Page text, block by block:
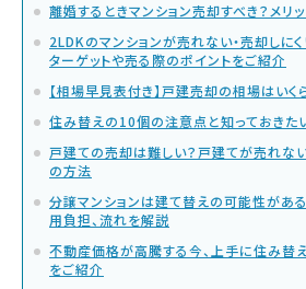
離婚するときマンション売却すべき？メリッ
2LDKのマンションが売れない・売却しに
ターゲットや売る際のポイントをご紹介
【相場早見表付き】戸建売却の相場はいく
住み替えの10個の注意点と知っておきた
戸建ての売却は難しい？戸建てが売れな
の方法
分譲マンションは建て替えの可能性があ
用負担、流れを解説
不動産価格が高騰する今、上手に住み替
をご紹介